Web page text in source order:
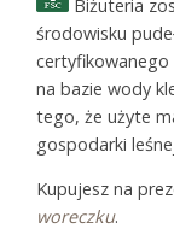
Biżuteria
środowisku
na bazie wody
tego, że użyte
gospodarki
Kupujesz na
woreczku.